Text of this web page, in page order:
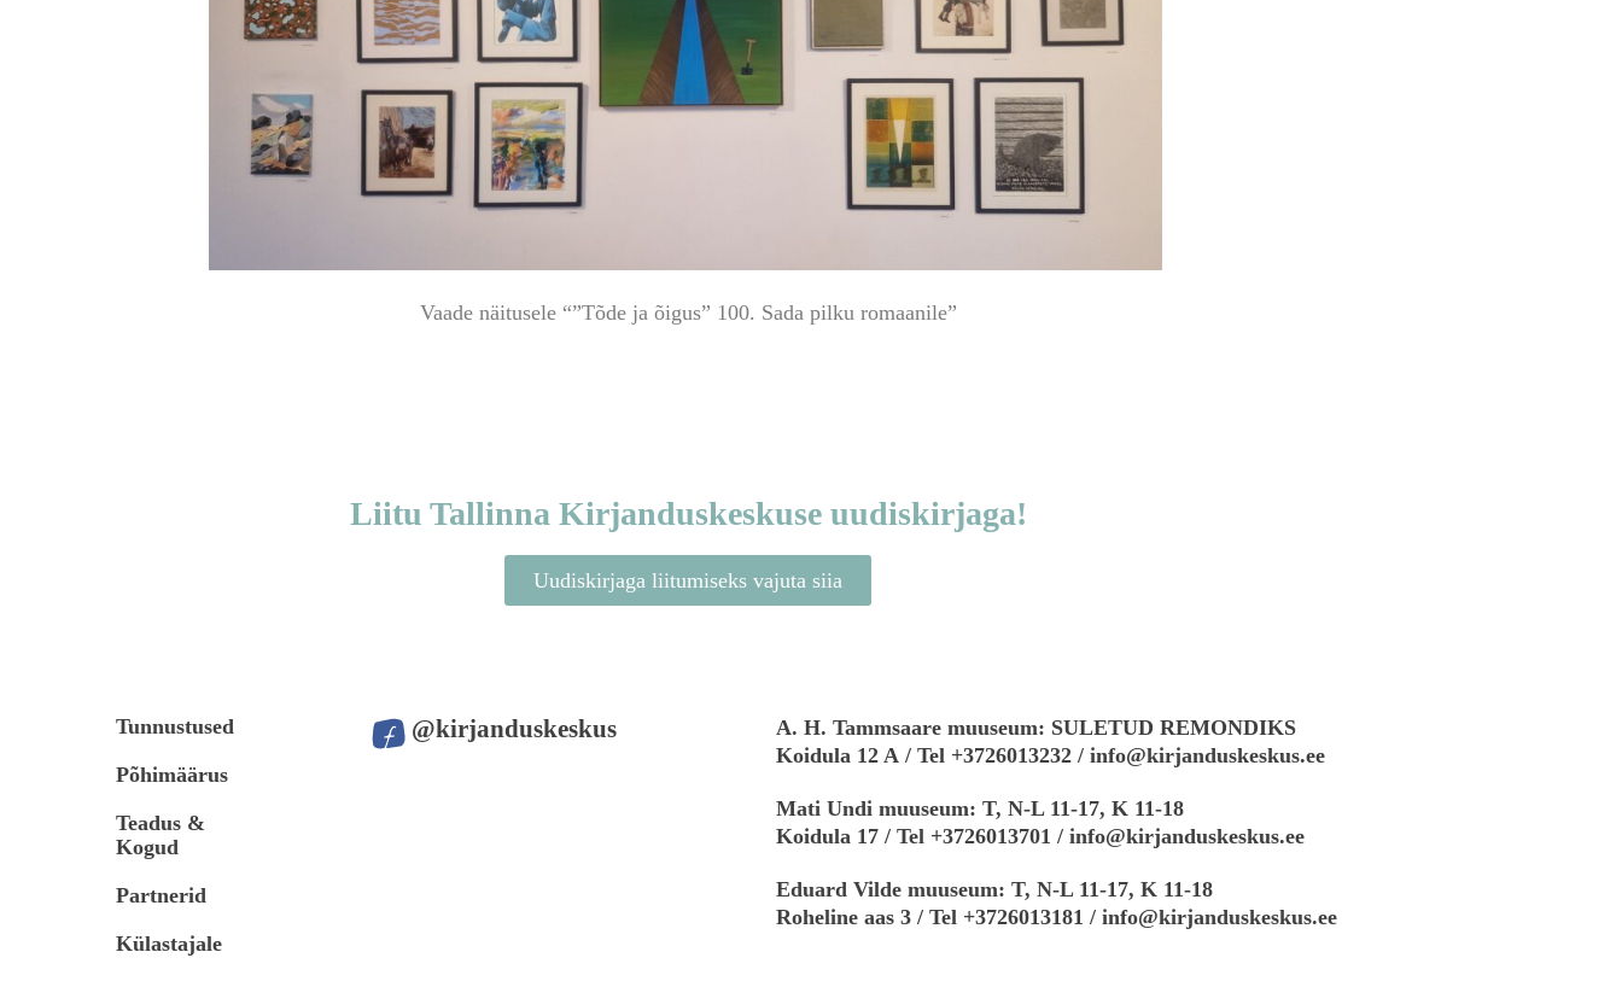
Vaade näitusele “”Tõde ja õigus” 100. Sada pilku romaanile”
Liitu Tallinna Kirjanduskeskuse uudiskirjaga!
Uudiskirjaga liitumiseks vajuta siia
Tunnustused
Põhimäärus
Teadus &
Kogud
Partnerid
Külastajale
@kirjanduskeskus
A. H. Tammsaare muuseum: SULETUD REMONDIKS
Koidula 12 A/ Tel +3726013232 / info@kirjanduskeskus.ee
Mati Undi muuseum: T, N-L 11-17, K 11-18
Koidula 17 / Tel +3726013701 / info@kirjanduskeskus.ee
Eduard Vilde muuseum: T, N-L 11-17, K 11-18
Roheline aas 3 / Tel +3726013181 / info@kirjanduskeskus.ee